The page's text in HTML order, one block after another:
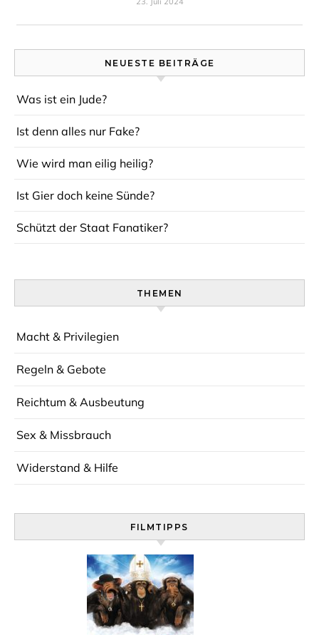
NEUESTE BEITRÄGE
Was ist ein Jude?
Ist denn alles nur Fake?
Wie wird man eilig heilig?
Ist Gier doch keine Sünde?
Schützt der Staat Fanatiker?
THEMEN
Macht & Privilegien
Regeln & Gebote
Reichtum & Ausbeutung
Sex & Missbrauch
Widerstand & Hilfe
FILMTIPPS